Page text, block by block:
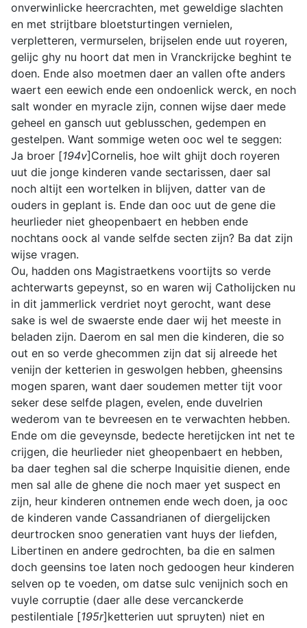
onverwinlicke heercrachten, met geweldige slachten
en met strijtbare bloetsturtingen vernielen,
verpletteren, vermurselen, brijselen ende uut royeren,
gelijc ghy nu hoort dat men in Vranckrijcke beghint te
doen. Ende also moetmen daer an vallen ofte anders
waert een eewich ende een ondoenlick werck, en noch
salt wonder en myracle zijn, connen wijse daer mede
geheel en gansch uut geblusschen, gedempen en
gestelpen. Want sommige weten ooc wel te seggen:
Ja broer [194v]Cornelis, hoe wilt ghijt doch royeren
uut die jonge kinderen vande sectarissen, daer sal
noch altijt een wortelken in blijven, datter van de
ouders in geplant is. Ende dan ooc uut de gene die
heurlieder niet gheopenbaert en hebben ende
nochtans oock al vande selfde secten zijn? Ba dat zijn
wijse vragen.
Ou, hadden ons Magistraetkens voortijts so verde
achterwarts gepeynst, so en waren wij Catholijcken nu
in dit jammerlick verdriet noyt gerocht, want dese
sake is wel de swaerste ende daer wij het meeste in
beladen zijn. Daerom en sal men die kinderen, die so
out en so verde ghecommen zijn dat sij alreede het
venijn der ketterien in geswolgen hebben, gheensins
mogen sparen, want daer soudemen metter tijt voor
seker dese selfde plagen, evelen, ende duvelrien
wederom van te bevreesen en te verwachten hebben.
Ende om die geveynsde, bedecte heretijcken int net te
crijgen, die heurlieder niet gheopenbaert en hebben,
ba daer teghen sal die scherpe Inquisitie dienen, ende
men sal alle de ghene die noch maer yet suspect en
zijn, heur kinderen ontnemen ende wech doen, ja ooc
de kinderen vande Cassandrianen of diergelijcken
deurtrocken snoo generatien vant huys der liefden,
Libertinen en andere gedrochten, ba die en salmen
doch geensins toe laten noch gedoogen heur kinderen
selven op te voeden, om datse sulc venijnich soch en
vuyle corruptie (daer alle dese vercanckerde
pestilentiale [195r]ketterien uut spruyten) niet en